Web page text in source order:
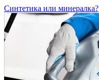
Синтетика или минералка?